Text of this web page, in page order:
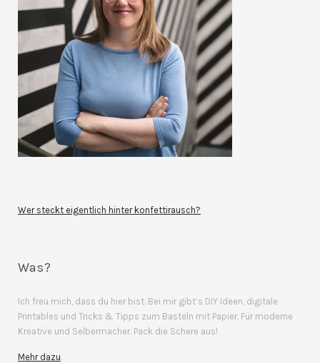
Wer steckt eigentlich hinter konfettirausch?
Was?
Ich freu mich, dass du hier bist. Bei mir gibt’s DIY Ideen, digitale
Printables und Tricks & Tipps zum Basteln mit Papier. Für moderne
Kreative und Selbermacher. Pack die Schere aus!
Mehr dazu.